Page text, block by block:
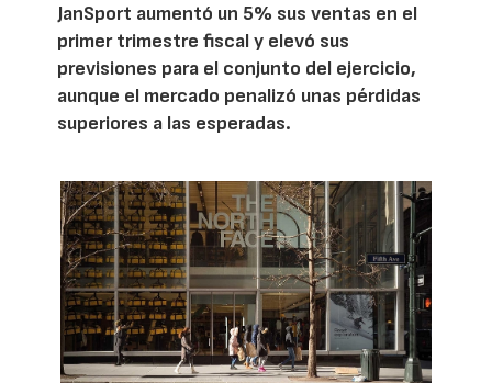
JanSport aumentó un 5% sus ventas en el
primer trimestre fiscal y elevó sus
previsiones para el conjunto del ejercicio,
aunque el mercado penalizó unas pérdidas
superiores a las esperadas.